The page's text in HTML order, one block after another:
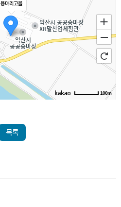
용머리고을
100m
목록